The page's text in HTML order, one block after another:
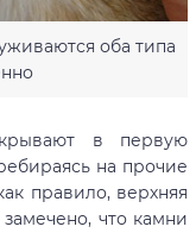
оба типа
в первую
на прочие
правило, верхняя
что камни